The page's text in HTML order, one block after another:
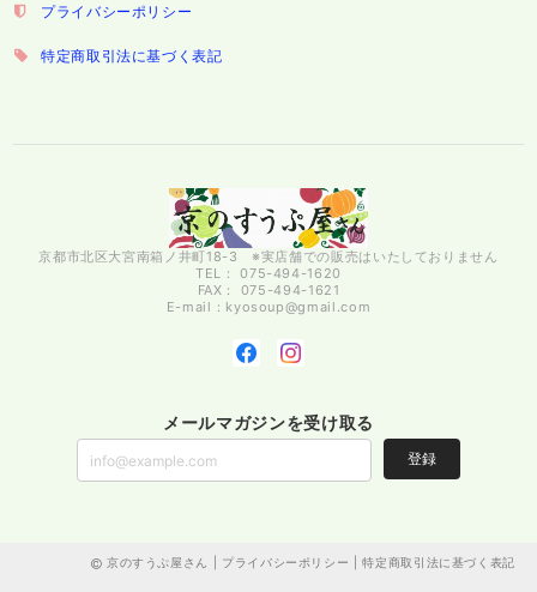
プライバシーポリシー
特定商取引法に基づく表記
京都市北区大宮南箱ノ井町18-3 ※実店舗での販売はいたしておりません
TEL： 075-494-1620
FAX： 075-494-1621
E-mail： kyosoup@gmail.com
メールマガジンを受け取る
登録
京のすうぷ屋さん | プライバシーポリシー |特定商取引法に基づく表記